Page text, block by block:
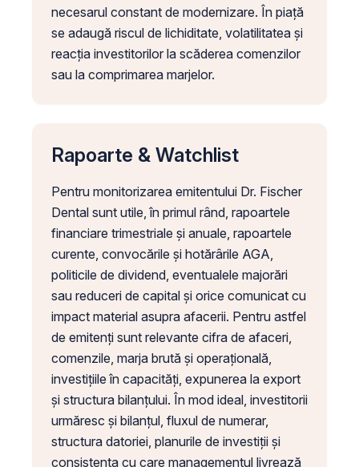
necesarul constant de modernizare. În piață
se adaugă riscul de lichiditate, volatilitatea și
reacția investitorilor la scăderea comenzilor
sau la comprimarea marjelor.
Rapoarte & Watchlist
Pentru monitorizarea emitentului Dr. Fischer
Dental sunt utile, în primul rând, rapoartele
financiare trimestriale și anuale, rapoartele
curente, convocările și hotărârile AGA,
politicile de dividend, eventualele majorări
sau reduceri de capital și orice comunicat cu
impact material asupra afacerii. Pentru astfel
de emitenți sunt relevante cifra de afaceri,
comenzile, marja brută și operațională,
investițiile în capacități, expunerea la export
și structura bilanțului. În mod ideal, investitorii
urmăresc și bilanțul, fluxul de numerar,
structura datoriei, planurile de investiții și
consistența cu care managementul livrează